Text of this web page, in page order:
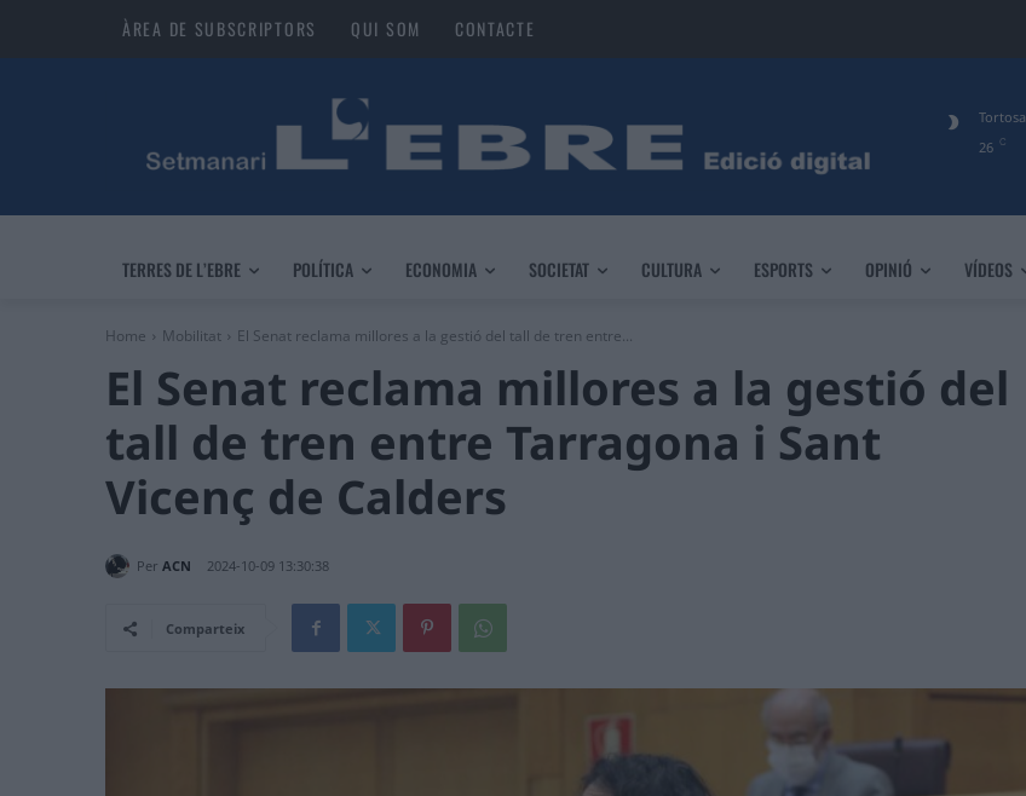
ÀREA DE SUBSCRIPTORS QUI SOM CONTACTE
26 C
Tortosa
TERRES DE L’EBRE POLÍTICA ECONOMIA SOCIETAT CULTURA ESPORTS OPINIÓ VÍDEOS
Home Mobilitat El Senat reclama millores a la gestió del tall de tren entre...
El Senat reclama millores a la gestió del
tall de tren entre Tarragona i Sant
Vicenç de Calders
Per ACN 2024-10-09 13:30:38
Comparteix